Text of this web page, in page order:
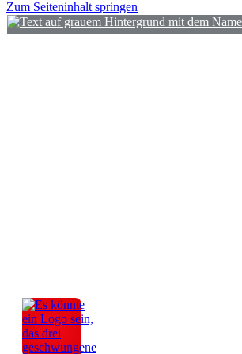
Zum Seiteninhalt springen